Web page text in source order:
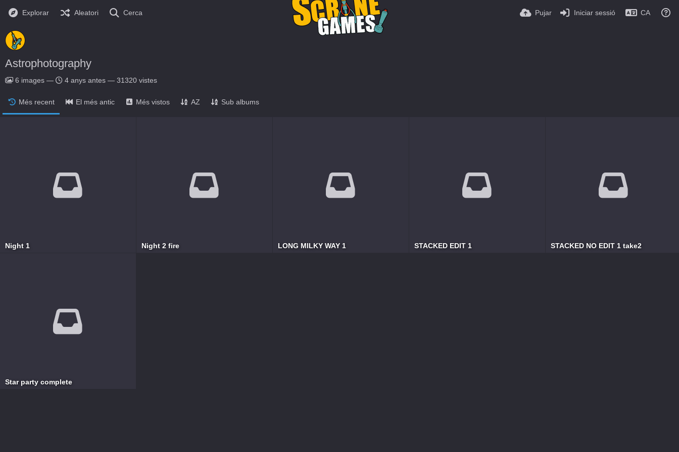
Explorar Aleatori Cerca Pujar Iniciar sessió CA
Astrophotography
6 images — 4 anys antes — 31320 vistes
Més recent El més antic Més vistos AZ Sub albums
Night 1 Night 2 fire LONG MILKY WAY 1 STACKED EDIT 1 STACKED NO EDIT 1 take2
Star party complete